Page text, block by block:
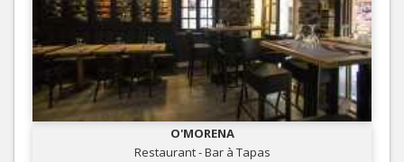
O'MORENA
Restaurant - Bar à Tapas